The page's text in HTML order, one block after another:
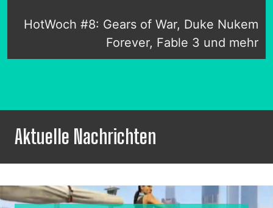
HotWoch #8: Gears of War, Duke Nukem
Forever, Fable 3 und mehr
Aktuelle Nachrichten